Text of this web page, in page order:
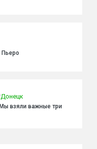
Донецк
взяли важные три